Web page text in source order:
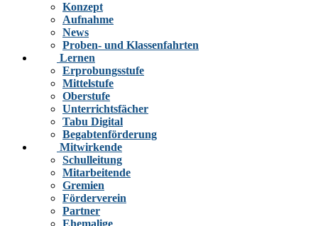
Konzept
Aufnahme
News
Proben- und Klassenfahrten
Lernen
Erprobungsstufe
Mittelstufe
Oberstufe
Unterrichtsfächer
Tabu Digital
Begabtenförderung
Mitwirkende
Schulleitung
Mitarbeitende
Gremien
Förderverein
Partner